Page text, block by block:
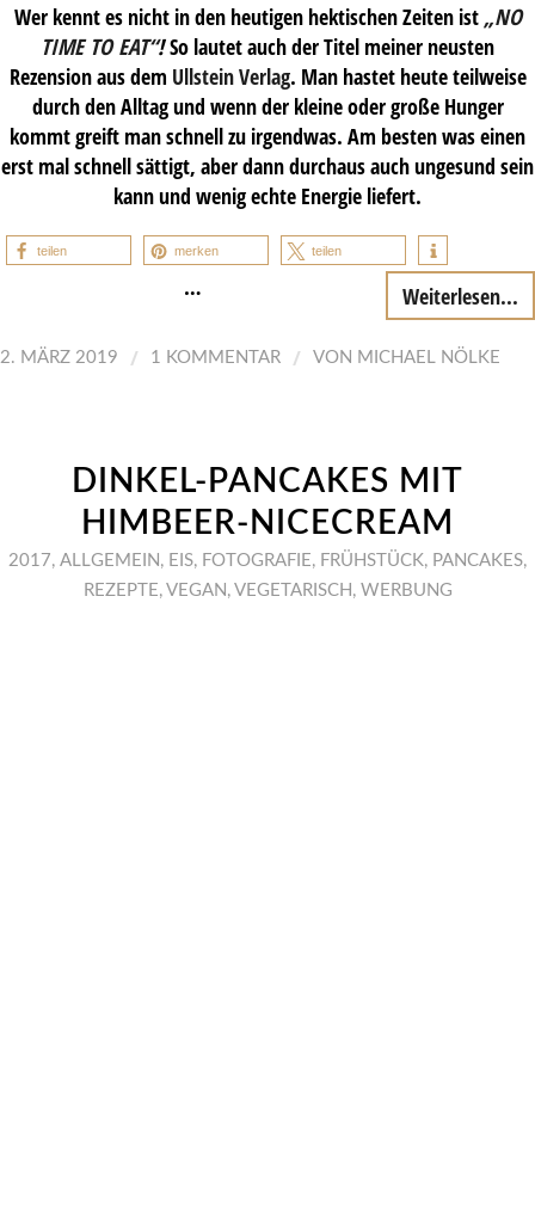
Wer kennt es nicht in den heutigen hektischen Zeiten ist „NO
TIME TO EAT“!So lautet auch der Titel meiner neusten
Rezension aus dem Ullstein Verlag. Man hastet heute teilweise
durch den Alltag und wenn der kleine oder große Hunger
kommt greift man schnell zu irgendwas. Am besten was einen
erst mal schnell sättigt, aber dann durchaus auch ungesund sein
kann und wenig echte Energie liefert.
teilen merken teilen
… Weiterlesen...
2. MÄRZ 2019 / 1 KOMMENTAR / VON MICHAEL NÖLKE
DINKEL-PANCAKES MIT
HIMBEER-NICECREAM
2017, ALLGEMEIN , EIS, FOTOGRAFIE, FRÜHSTÜCK, PANCAKES,
REZEPTE, VEGAN , VEGETARISCH , WERBUNG